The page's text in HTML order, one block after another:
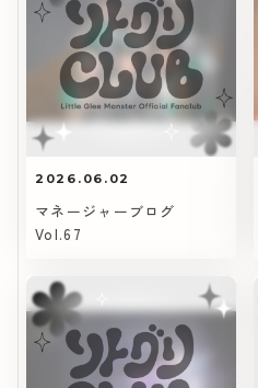
2026.06.02
マネージャーブログ
Vol.67